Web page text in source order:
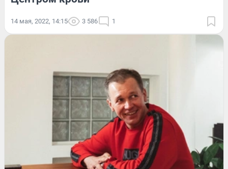
14 мая, 2022, 14:15 3 586 1